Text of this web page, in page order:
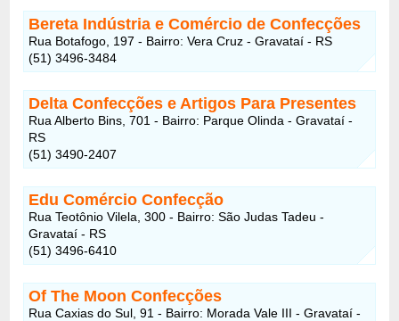
Bereta Indústria e Comércio de Confecções
Rua Botafogo, 197 - Bairro: Vera Cruz - Gravataí - RS
(51) 3496-3484
Delta Confecções e Artigos Para Presentes
Rua Alberto Bins, 701 - Bairro: Parque Olinda - Gravataí -
RS
(51) 3490-2407
Edu Comércio Confecção
Rua Teotônio Vilela, 300 - Bairro: São Judas Tadeu -
Gravataí - RS
(51) 3496-6410
Of The Moon Confecções
Rua Caxias do Sul, 91 - Bairro: Morada Vale III - Gravataí -